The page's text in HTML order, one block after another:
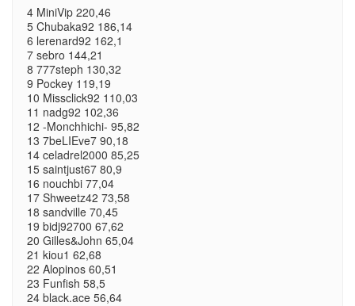
4 MiniVip 220,46
5 Chubaka92 186,14
6 lerenard92 162,1
7 sebro 144,21
8 777steph 130,32
9 Pockey 119,19
10 Missclick92 110,03
11 nadg92 102,36
12 -Monchhichi- 95,82
13 7beLIEve7 90,18
14 celadrel2000 85,25
15 saintjust67 80,9
16 nouchbi 77,04
17 Shweetz42 73,58
18 sandville 70,45
19 bidj92700 67,62
20 Gilles&John 65,04
21 kiou1 62,68
22 Alopinos 60,51
23 Funfish 58,5
24 black.ace 56,64